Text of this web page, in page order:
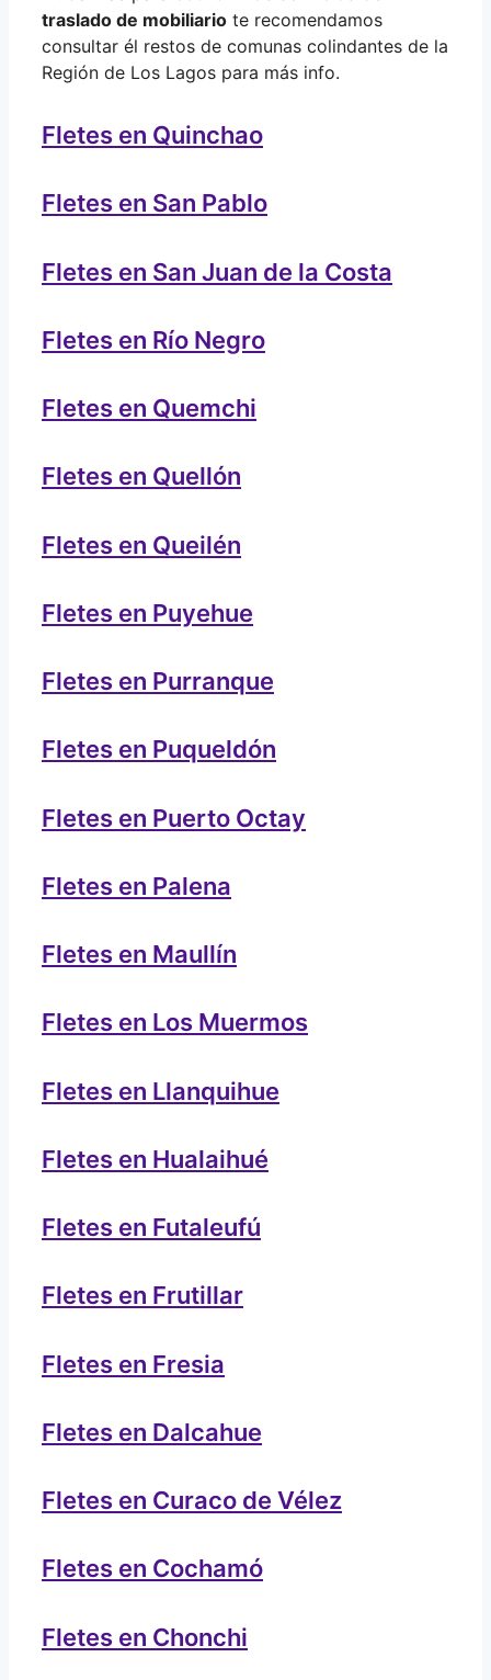
traslado de mobiliario te recomendamos
consultar él restos de comunas colindantes de la
Región de Los Lagos para más info.
Fletes en Quinchao
Fletes en San Pablo
Fletes en San Juan de la Costa
Fletes en Río Negro
Fletes en Quemchi
Fletes en Quellón
Fletes en Queilén
Fletes en Puyehue
Fletes en Purranque
Fletes en Puqueldón
Fletes en Puerto Octay
Fletes en Palena
Fletes en Maullín
Fletes en Los Muermos
Fletes en Llanquihue
Fletes en Hualaihué
Fletes en Futaleufú
Fletes en Frutillar
Fletes en Fresia
Fletes en Dalcahue
Fletes en Curaco de Vélez
Fletes en Cochamó
Fletes en Chonchi